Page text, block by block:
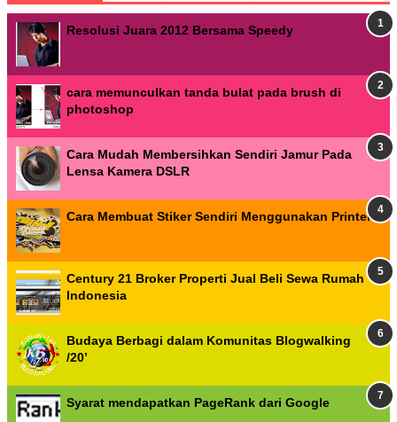
Resolusi Juara 2012 Bersama Speedy
cara memunculkan tanda bulat pada brush di
photoshop
Cara Mudah Membersihkan Sendiri Jamur Pada
Lensa Kamera DSLR
Cara Membuat Stiker Sendiri Menggunakan Printer
Century 21 Broker Properti Jual Beli Sewa Rumah
Indonesia
Budaya Berbagi dalam Komunitas Blogwalking
/20’
Syarat mendapatkan PageRank dari Google